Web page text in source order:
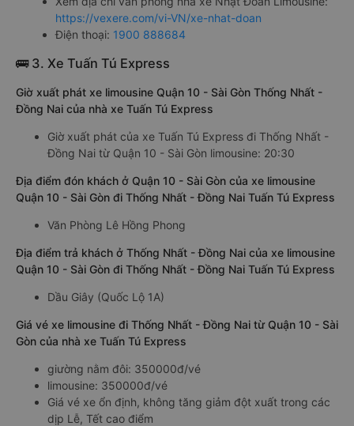
https://vexere.com/vi-VN/xe-nhat-doan
Điện thoại: 1900 888684
🚌 3. Xe Tuấn Tú Express
Giờ xuất phát xe limousine Quận 10 - Sài Gòn Thống Nhất -
Đồng Nai của nhà xe Tuấn Tú Express
Giờ xuất phát của xe Tuấn Tú Express đi Thống Nhất -
Đồng Nai từ Quận 10 - Sài Gòn limousine: 20:30
Địa điểm đón khách ở Quận 10 - Sài Gòn của xe limousine
Quận 10 - Sài Gòn đi Thống Nhất - Đồng Nai Tuấn Tú Express
Văn Phòng Lê Hồng Phong
Địa điểm trả khách ở Thống Nhất - Đồng Nai của xe limousine
Quận 10 - Sài Gòn đi Thống Nhất - Đồng Nai Tuấn Tú Express
Dầu Giây (Quốc Lộ 1A)
Giá vé xe limousine đi Thống Nhất - Đồng Nai từ Quận 10 - Sài
Gòn của nhà xe Tuấn Tú Express
giường nằm đôi: 350000đ/vé
limousine: 350000đ/vé
Giá vé xe ổn định, không tăng giảm đột xuất trong các
dịp Lễ, Tết cao điểm